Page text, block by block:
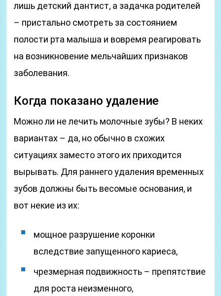
лишь детский дантист, а задачка родителей
– пристально смотреть за состоянием
полости рта малыша и вовремя реагировать
на возникновение мельчайших признаков
заболевания.
Когда показано удаление
Можно ли не лечить молочные зубы? В неких
вариантах – да, но обычно в схожих
ситуациях заместо этого их приходится
вырывать. Для раннего удаления временных
зубов должны быть весомые основания, и
вот некие из их:
мощное разрушение коронки
вследствие запущенного кариеса,
чрезмерная подвижность – препятствие
для роста неизменного,